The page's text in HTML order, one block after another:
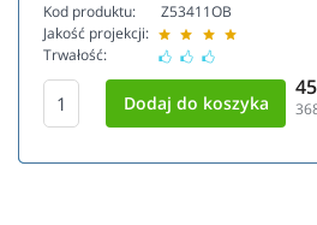
Kod produktu:
Jakość projekcji:
Trwałość:
Z53411OB